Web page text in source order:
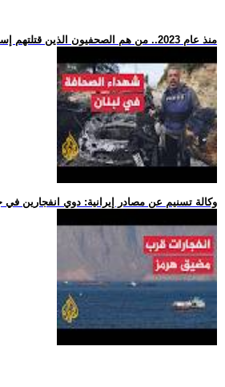
.. منذ عام 2023.. من هم الصحفيون الذين قتلتهم إسرائيل في لبنان؟
.. وكالة تسنيم عن مصادر إيرانية: دوي انفجارين